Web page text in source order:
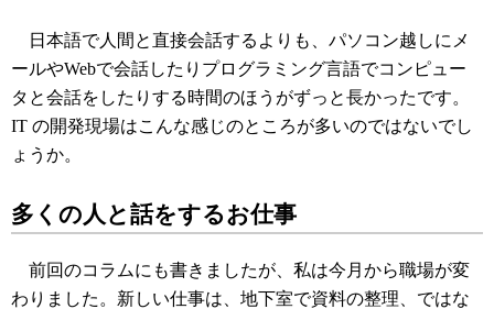
日本語で人間と直接会話するよりも、パソコン越しにメ
ールやWebで会話したりプログラミング言語でコンピュー
タと会話をしたりする時間のほうがずっと長かったです。
IT の開発現場はこんな感じのところが多いのではないでし
ょうか。
多くの人と話をするお仕事
前回のコラムにも書きましたが、私は今月から職場が変
わりました。新しい仕事は、地下室で資料の整理、ではな